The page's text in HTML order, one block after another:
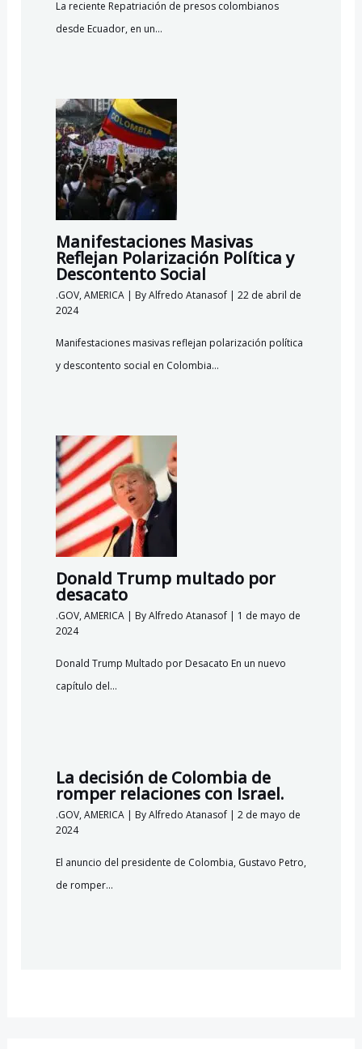
La reciente Repatriación de presos colombianos
desde Ecuador, en un…
Manifestaciones Masivas
Reflejan Polarización Política y
Descontento Social
.GOV,AMERICA| ByAlfredo Atanasof | 22 de abril de
2024
Manifestaciones masivas reflejan polarización política
y descontento social en Colombia…
Donald Trump multado por
desacato
.GOV,AMERICA| ByAlfredo Atanasof | 1 de mayo de
2024
Donald Trump Multado por Desacato En un nuevo
capítulo del…
La decisión de Colombia de
romper relaciones con Israel.
.GOV,AMERICA| ByAlfredo Atanasof | 2 de mayo de
2024
El anuncio del presidente de Colombia, Gustavo Petro,
de romper…